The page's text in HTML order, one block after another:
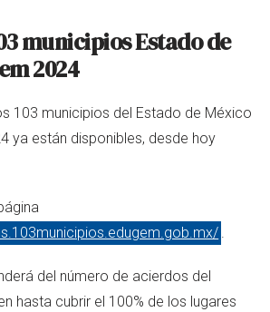
municipios Estado de
2024
103 municipios del Estado de México
ya están disponibles, desde hoy
.
del número de acierdos del
hasta cubrir el 100% de los lugares